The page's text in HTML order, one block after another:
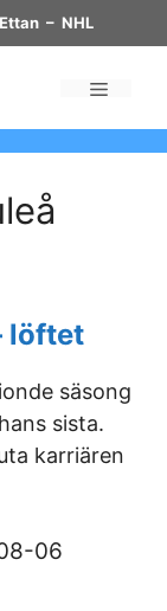
– NHL
löftet
säsong
sista.
karriären
06